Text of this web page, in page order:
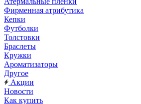
Фирменная атрибутика
Кепки
Футболки
Толстовки
Браслеты
Кружки
Ароматизаторы
Другое
Акции
Новости
Как купить